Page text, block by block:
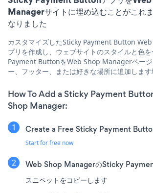
Managerサイトに埋め込むことがこれ
なりました
カスタマイズしたSticky Payment Button
プリを作成し、ウェブサイトのスタイルと色
Payment ButtonをWeb Shop Managerペー
ー、フッター、または好きな場所に追加します
How To Add a Sticky Payment
Shop Manager:
Create a Free Sticky Payment
Start for free now
Web Shop ManagerのSticky
スニペットをコピーします